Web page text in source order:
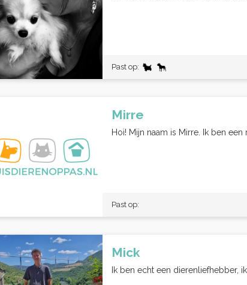
Past op:
Mirre
Hoi! Mijn naam is Mirre. Ik ben
Past op:
Mick
Ik ben echt een dierenliefhebber,